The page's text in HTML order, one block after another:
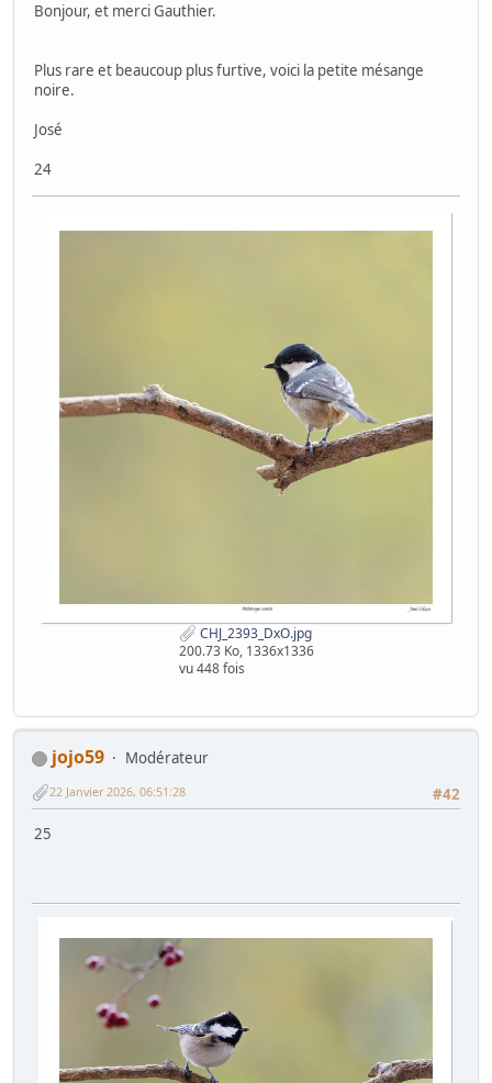
Bonjour, et merci Gauthier.
Plus rare et beaucoup plus furtive, voici la petite mésange
noire.
José
24
CHJ_2393_DxO.jpg
200.73 Ko, 1336x1336
vu 448 fois
jojo59
Modérateur
#42
22 Janvier 2026, 06:51:28
25